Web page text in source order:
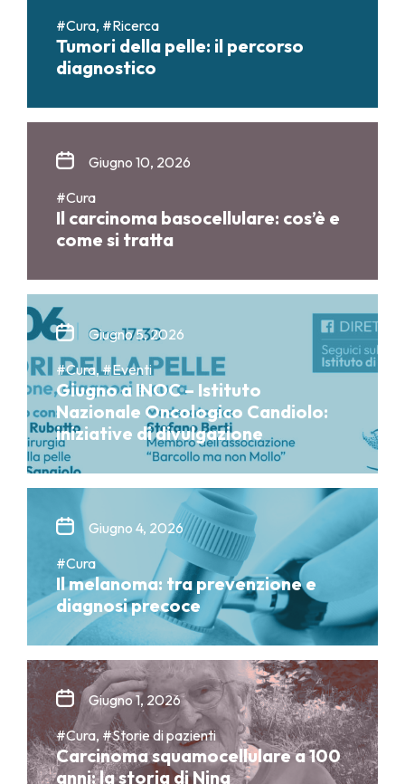
#Cura, #Ricerca
Tumori della pelle: il percorso
diagnostico
Giugno 10, 2026
#Cura
Il carcinoma basocellulare: cos’è e
come si tratta
Giugno 5, 2026
#Cura, #Eventi
Giugno a INOC – Istituto
Nazionale Oncologico Candiolo:
iniziative di divulgazione
Giugno 4, 2026
#Cura
Il melanoma: tra prevenzione e
diagnosi precoce
Giugno 1, 2026
#Cura, #Storie di pazienti
Carcinoma squamocellulare a 100
anni: la storia di Nina